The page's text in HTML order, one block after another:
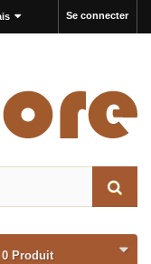
Se connecter
0 Produit